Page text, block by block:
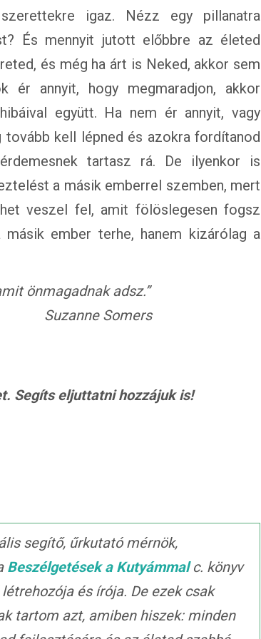
igaz. Nézz egy pillanatra
És mennyit jutott előbbre az életed
és még ha árt is Neked, akkor sem
ér annyit, hogy megmaradjon, akkor
együtt. Ha nem ér annyit, vagy
kell lépned és azokra fordítanod
tartasz rá. De ilyenkor is
a másik emberrel szemben, mert
veszel fel, amit fölöslegesen fogsz
ember terhe, hanem kizárólag a
önmagadnak adsz.”
Suzanne Somers
Segíts eljuttatni hozzájuk is!
segítő, űrkutató mérnök,
Beszélgetések a Kutyámmalc. könyv
és írója. De ezek csak
tartom azt, amiben hiszek: minden